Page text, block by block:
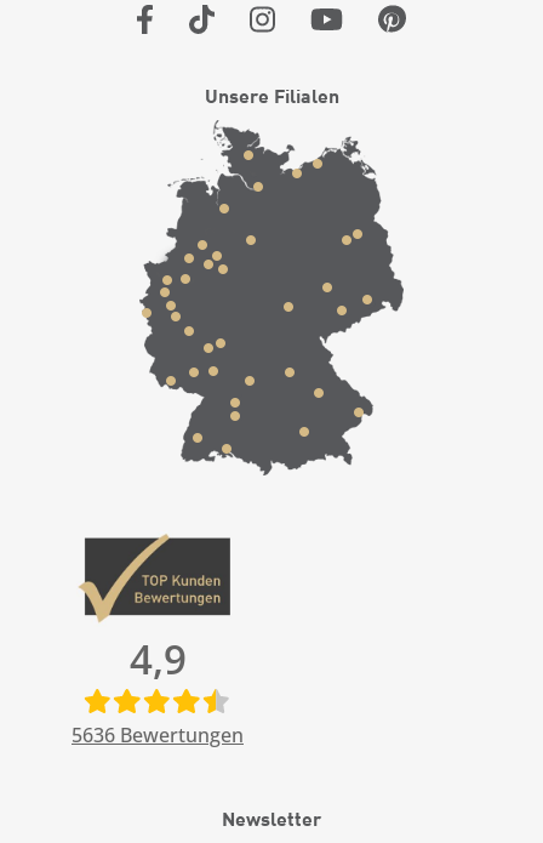
Unsere Filialen
4,9
5636 Bewertungen
Newsletter